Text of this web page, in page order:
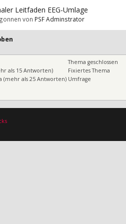
Leitfaden EEG-Umlage
von PSF Adminstrator
als 15 Antworten)
(mehr als 25 Antworten)
Thema geschlossen
Fixiertes Thema
Umfrage